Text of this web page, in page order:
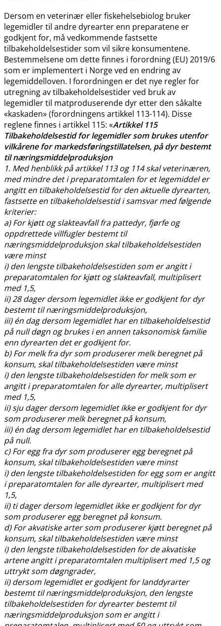
Dersom en veterinær eller fiskehelsebiolog bruker
legemidler til andre dyrearter enn preparatene er
godkjent for, må vedkommende fastsette
tilbakeholdelsestider som vil sikre konsumentene.
Bestemmelsene om dette finnes i forordning (EU) 2019/6
som er implementert i Norge ved en endring av
legemiddelloven. I forordningen er det nye regler for
utregning av tilbakeholdelsestider ved bruk av
legemidler til matproduserende dyr etter den såkalte
«kaskaden» (forordningens artikkel 113-114). Disse
reglene finnes i artikkel 115: «Artikkel 115
Tilbakeholdelsestid for legemidler som brukes utenfor
vilkårene for markedsføringstillatelsen, på dyr bestemt
til næringsmiddelproduksjon
1. Med henblikk på artikkel 113 og 114 skal veterinæren,
med mindre det i preparatomtalen for et legemiddel er
angitt en tilbakeholdelsestid for den aktuelle dyrearten,
fastsette en tilbakeholdelsestid i samsvar med følgende
kriterier:
a) For kjøtt og slakteavfall fra pattedyr, fjørfe og
oppdrettede villfugler bestemt til
næringsmiddelproduksjon skal tilbakeholdelsestiden
være minst
i) den lengste tilbakeholdelsestiden som er angitt i
preparatomtalen for kjøtt og slakteavfall, multiplisert
med 1,5,
ii) 28 dager dersom legemidlet ikke er godkjent for dyr
bestemt til næringsmiddelproduksjon,
iii) én dag dersom legemidlet har en tilbakeholdelsestid
på null døgn og brukes i en annen taksonomisk familie
enn dyrearten det er godkjent for.
b) For melk fra dyr som produserer melk beregnet på
konsum, skal tilbakeholdelsestiden være minst
i) den lengste tilbakeholdelsestiden for melk som er
angitt i preparatomtalen for alle dyrearter, multiplisert
med 1,5,
ii) sju dager dersom legemidlet ikke er godkjent for dyr
som produserer melk beregnet på konsum,
iii) én dag dersom legemidlet har en tilbakeholdelsestid
på null.
c) For egg fra dyr som produserer egg beregnet på
konsum, skal tilbakeholdelsestiden være minst
i) den lengste tilbakeholdelsestiden for egg som er angitt
i preparatomtalen for alle dyrearter, multiplisert med
1,5,
ii) ti dager dersom legemidlet ikke er godkjent for dyr
som produserer egg beregnet på konsum.
d) For akvatiske arter som produserer kjøtt beregnet på
konsum, skal tilbakeholdelsestiden være minst
i) den lengste tilbakeholdelsestiden for de akvatiske
artene angitt i preparatomtalen multiplisert med 1,5 og
uttrykt som døgngrader,
ii) dersom legemidlet er godkjent for landdyrarter
bestemt til næringsmiddelproduksjon, den lengste
tilbakeholdelsestiden for dyrearter bestemt til
næringsmiddelproduksjon som er angitt i